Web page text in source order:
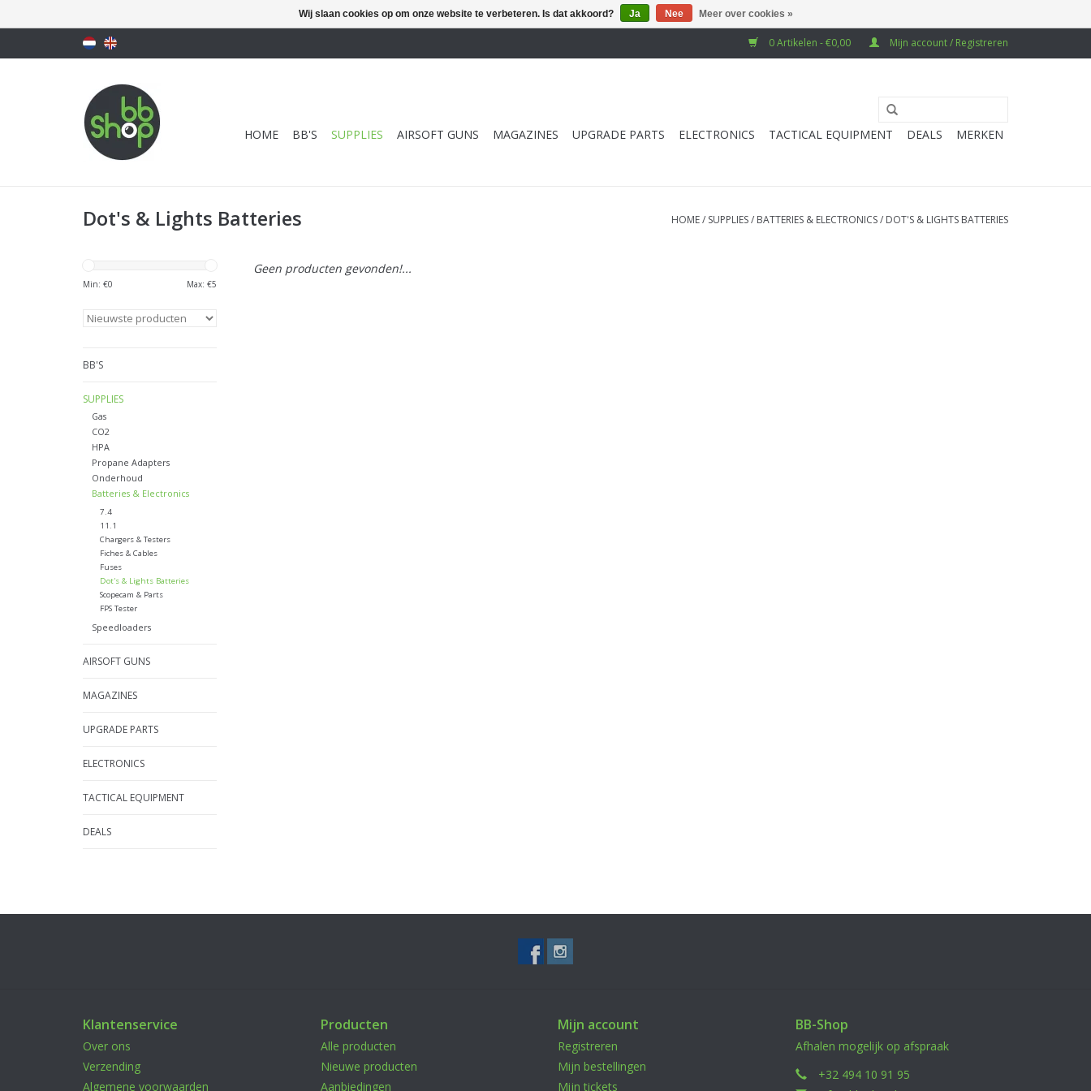
0 Artikelen - €0,00 Mijn account / Registreren
HOME BB'S SUPPLIES AIRSOFT GUNS MAGAZINES UPGRADE PARTS ELECTRONICS TACTICAL EQUIPMENT DEALS MERKEN
Dot's & Lights Batteries HOME/ SUPPLIES/ BATTERIES & ELECTRONICS/ DOT'S & LIGHTS BATTERIES
Min: €0 Max: €5
BB'S
SUPPLIES
Gas
CO2
HPA
Propane Adapters
Onderhoud
Batteries & Electronics
7.4
11.1
Chargers & Testers
Fiches & Cables
Fuses
Dot's & Lights Batteries
Scopecam & Parts
FPS Tester
Speedloaders
AIRSOFT GUNS
MAGAZINES
UPGRADE PARTS
ELECTRONICS
TACTICAL EQUIPMENT
DEALS
Geen producten gevonden!...
Klantenservice
Over ons
Verzending
Algemene voorwaarden
Producten
Alle producten
Nieuwe producten
Aanbiedingen
Mijn account
Registreren
Mijn bestellingen
Mijn tickets
BB-Shop
Afhalen mogelijk op afspraak
+32 494 10 91 95
Wij slaan cookies op om onze website te verbeteren. Is dat akkoord? Ja Nee Meer over cookies »